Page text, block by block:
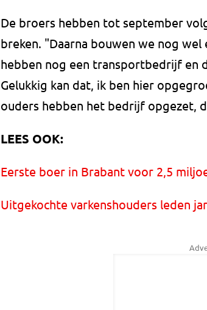
De broers hebben tot september
breken. "Daarna bouwen we nog
hebben nog een transportbedrijf en
Gelukkig kan dat, ik ben hier
ouders hebben het bedrijf opgezet,
LEES OOK:
Eerste boer in Brabant voor 2,5
Uitgekochte varkenshouders leden